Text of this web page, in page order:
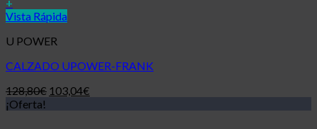
+
Vista Rápida
U POWER
CALZADO UPOWER-FRANK
128,80€ 103,04€
¡Oferta!